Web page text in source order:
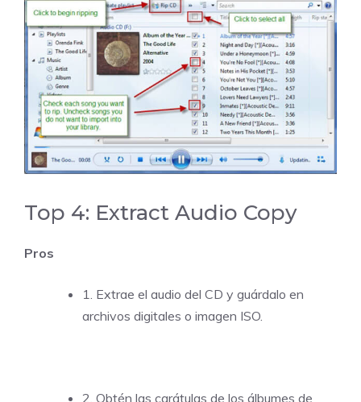
Top 4: Extract Audio Copy
Pros
1. Extrae el audio del CD y guárdalo en
archivos digitales o imagen ISO.
2. Obtén las carátulas de los álbumes de